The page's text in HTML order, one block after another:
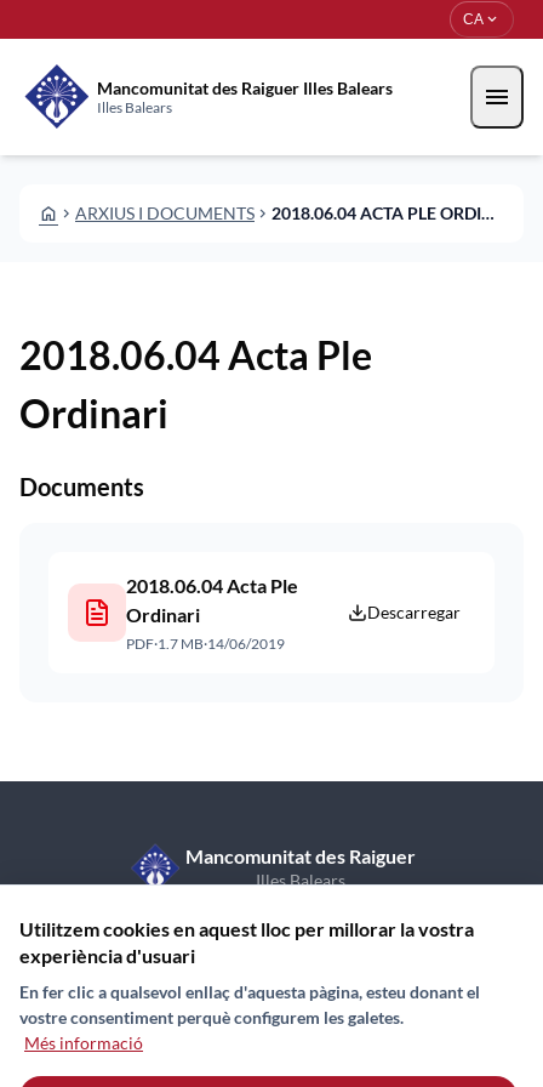
CA expand_more
Mancomunitat des Raiguer Illes Balears
Illes Balears menu
HOME CHEVRON_RIGHT ARXIUS I DOCUMENTS CHEVRON_RIGHT 2018.06.04 ACTA PLE ORDINARI
2018.06.04 Acta Ple
Ordinari
Documents
2018.06.04 Acta Ple
Ordinari
PDF·1.7 MB·14/06/2019
Descarregar
Mancomunitat des Raiguer
Illes Balears
07350 Binissalem (Illes Balears)
ContacteAvís Legal
Utilitzem cookies en aquest lloc per millorar la vostra
experiència d'usuari
En fer clic a qualsevol enllaç d'aquesta pàgina, esteu donant el
vostre consentiment perquè configurem les galetes.
Més informació